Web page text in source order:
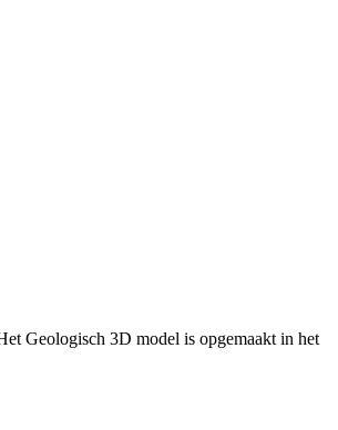
Geologisch 3D model is opgemaakt in het